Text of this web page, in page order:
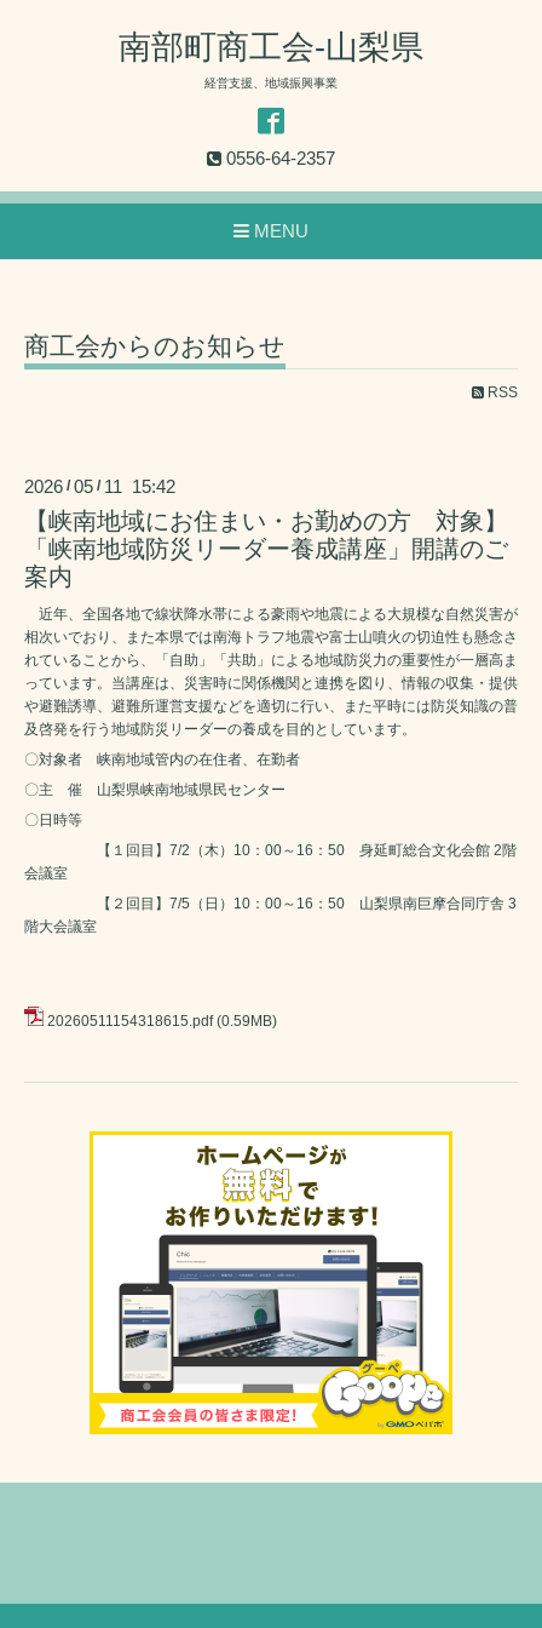
南部町商工会-山梨県
経営支援、地域振興事業
0556-64-2357
MENU
商工会からのお知らせ
RSS
2026 /05 / 11 15:42
【峡南地域にお住まい・お勤めの方 対象】
「峡南地域防災リーダー養成講座」開講のご
案内
近年、全国各地で線状降水帯による豪雨や地震による大規模な自然災害が
相次いでおり、また本県では南海トラフ地震や富士山噴火の切迫性も懸念さ
れていることから、「自助」「共助」による地域防災力の重要性が一層高ま
っています。当講座は、災害時に関係機関と連携を図り、情報の収集・提供
や避難誘導、避難所運営支援などを適切に行い、また平時には防災知識の普
及啓発を行う地域防災リーダーの養成を目的としています。
〇対象者 峡南地域管内の在住者、在勤者
〇主 催 山梨県峡南地域県民センター
〇日時等
【１回目】7/2（木）10：00～16：50 身延町総合文化会館 2階
会議室
【２回目】7/5（日）10：00～16：50 山梨県南巨摩合同庁舎 3
階大会議室
20260511154318615.pdf (0.59MB)